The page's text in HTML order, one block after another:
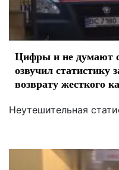
Цифры и не думают
озвучил статистику
возврату жесткого
Неутешительная